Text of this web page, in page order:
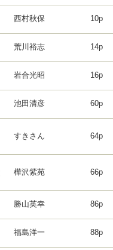
西村秋保 10p
荒川裕志 14p
岩合光昭 16p
池田清彦 60p
すきさん 64p
樺沢紫苑 66p
勝山英幸 86p
福島洋一 88p